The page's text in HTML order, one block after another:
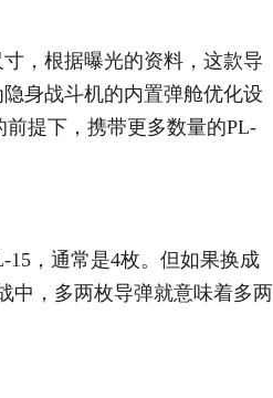
，根据曝光的资料，这款导
身战斗机的内置弹舱优化设
提下，携带更多数量的PL-
15，通常是4枚。但如果换成
中，多两枚导弹就意味着多两